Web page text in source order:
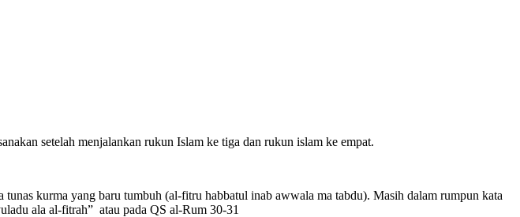
setelah menjalankan rukun Islam ke tiga dan rukun islam ke empat.
tunas kurma yang baru tumbuh (al-fitru habbatul inab awwala ma tabdu). Masih dalam rumpun kata
ala al-fitrah” atau pada QS al-Rum 30-31